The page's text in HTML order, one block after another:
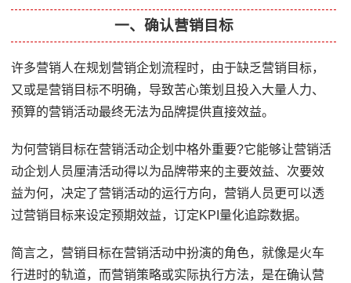
一、确认营销目标
许多营销人在规划营销企划流程时，由于缺乏营销目标，
又或是营销目标不明确，导致苦心策划且投入大量人力、
预算的营销活动最终无法为品牌提供直接效益。
为何营销目标在营销活动企划中格外重要?它能够让营销活
动企划人员厘清活动得以为品牌带来的主要效益、次要效
益为何，决定了营销活动的运行方向，营销人员更可以透
过营销目标来设定预期效益，订定KPI量化追踪数据。
简言之，营销目标在营销活动中扮演的角色，就像是火车
行进时的轨道，而营销策略或实际执行方法，是在确认营